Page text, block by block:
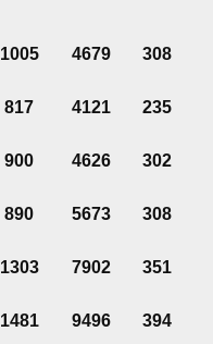
1005 4679 308
817 4121 235
900 4626 302
890 5673 308
1303 7902 351
1481 9496 394